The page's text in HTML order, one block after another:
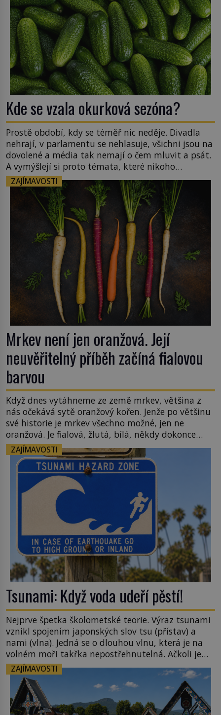
Kde se vzala okurková sezóna?
Prostě období, kdy se téměř nic neděje. Divadla
nehrají, v parlamentu se nehlasuje, všichni jsou na
dovolené a média tak nemají o čem mluvit a psát.
A vymýšlejí si proto témata, které nikoho
nezajímají. Proč je však ona letní doba spojovaná
zrovna s okurkami? Okurkovou sezónu známe už
od poloviny 19. století, ovšem jako Češi […]
ZAJÍMAVOSTI
Mrkev není jen oranžová. Její
neuvěřitelný příběh začíná fialovou
barvou
Když dnes vytáhneme ze země mrkev, většina z
nás očekává sytě oranžový kořen. Jenže po většinu
své historie je mrkev všechno možné, jen ne
oranžová. Je fialová, žlutá, bílá, někdy dokonce
téměř černá. Až díky stovkám let pečlivého
šlechtění se z ní stává zelenina, bez které si českou
zahradu ani nedokážeme představit. Její příběh je
ZAJÍMAVOSTI
Tsunami: Když voda udeří pěstí!
Nejprve špetka školometské teorie. Výraz tsunami
vznikl spojením japonských slov tsu (přístav) a
nami (vlna). Jedná se o dlouhou vlnu, která je na
volném moři takřka nepostřehnutelná. Ačkoli je
vlnová délka tsunami i 300 kilometrů, výška vlny
na volném moři je maximálně 1,5 metru. Máme se
podobné obří vlny obávat i v Evropě? Vznik
tsunami si […]
ZAJÍMAVOSTI